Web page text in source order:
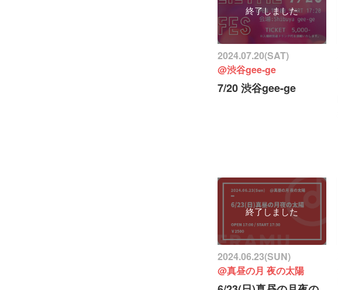
終了しました
2024.07.20(SAT)
@渋谷gee-ge
7/20 渋谷gee-ge
終了しました
2024.06.23(SUN)
@真昼の月 夜の太陽